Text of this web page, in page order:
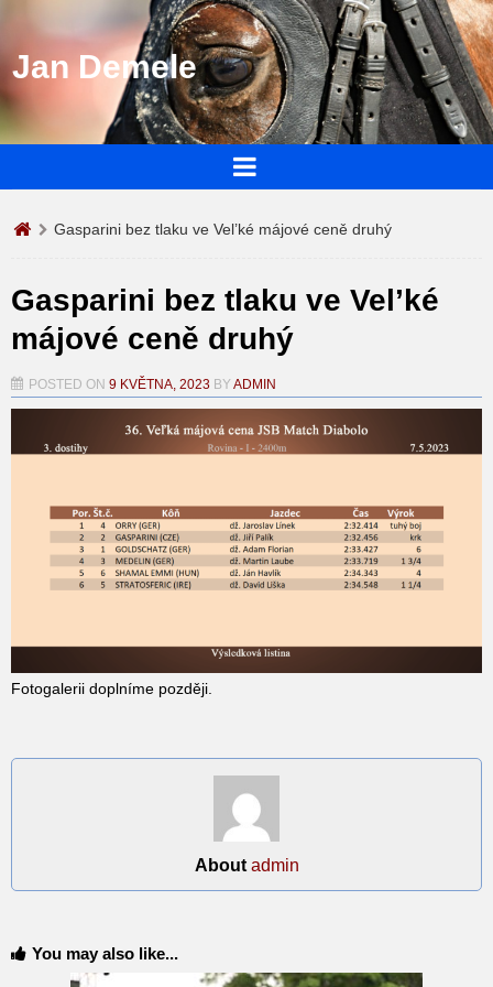
Jan Demele
Gasparini bez tlaku ve Vel’ké májové ceně druhý
Gasparini bez tlaku ve Vel’ké
májové ceně druhý
POSTED ON 9 KVĚTNA, 2023 BYADMIN
Fotogalerii doplníme později.
About admin
You may also like...